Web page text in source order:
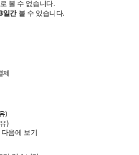
볼 수 없습니다.
일간볼 수 있습니다.
제
)
)
음에 보기